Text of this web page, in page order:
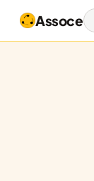
Assoce